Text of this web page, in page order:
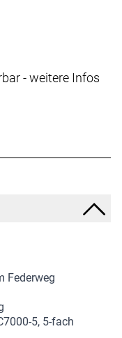
- weitere Infos
Federweg
5, 5-fach